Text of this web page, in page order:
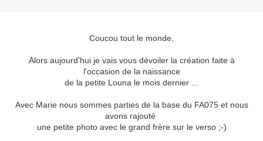
Coucou tout le monde,
Alors aujourd'hui je vais vous dévoiler la création faite à
l'occasion de la naissance
de la petite Louna le mois dernier ...
Avec Marie nous sommes parties de la base du FA075 et nous
avons rajouté
une petite photo avec le grand frère sur le verso ;-)